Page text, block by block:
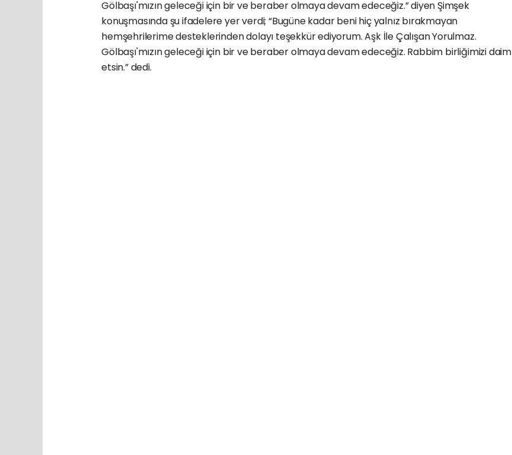
Gölbaşı'mızın geleceği için bir ve beraber olmaya devam edeceğiz.” diyen Şimşek
konuşmasında şu ifadelere yer verdi; “Bugüne kadar beni hiç yalnız bırakmayan
hemşehrilerime desteklerinden dolayı teşekkür ediyorum. Aşk İle Çalışan Yorulmaz.
Gölbaşı'mızın geleceği için bir ve beraber olmaya devam edeceğiz. Rabbim birliğimizi daim
etsin.” dedi.